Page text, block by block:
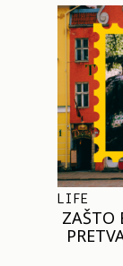
LIFE
ZAŠTO